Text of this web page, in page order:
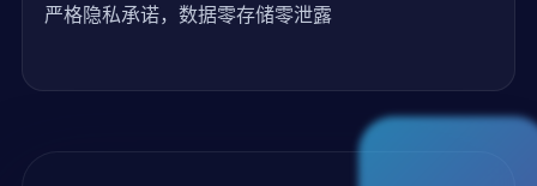
严格隐私承诺，数据零存储零泄露